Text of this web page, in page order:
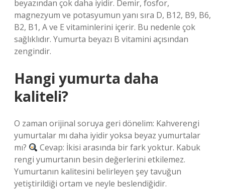
beyazından çok daha iyidir. Demir, fosfor,
magnezyum ve potasyumun yanı sıra D, B12, B9, B6,
B2, B1, A ve E vitaminlerini içerir. Bu nedenle çok
sağlıklıdır. Yumurta beyazı B vitamini açısından
zengindir.
Hangi yumurta daha
kaliteli?
O zaman orijinal soruya geri dönelim: Kahverengi
yumurtalar mı daha iyidir yoksa beyaz yumurtalar
mı?
Cevap: İkisi arasında bir fark yoktur. Kabuk
rengi yumurtanın besin değerlerini etkilemez.
Yumurtanın kalitesini belirleyen şey tavuğun
yetiştirildiği ortam ve neyle beslendiğidir.